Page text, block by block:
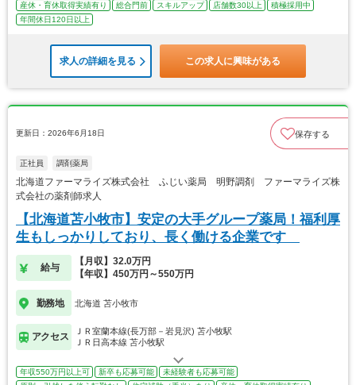
産休・育休取得実績有り
総合門前 スキルアップ 店舗数30以上
積極採用中
年間休日120日以上
求人の詳細を見る この求人に興味がある
更新日：2026年6月18日 保存する
正社員 調剤薬局
北海道ファーマライズ株式会社 ふじい薬局 明野調剤 ファーマライズ株
式会社の薬剤師求人
【北海道苫小牧市】安定の大手グループ薬局！福利厚
生もしっかりしており、長く働ける企業です
給与
【月収】32.0万円
【年収】450万円～550万円
勤務地 北海道 苫小牧市
アクセス
ＪＲ室蘭本線(長万部－岩見沢) 苫小牧駅
ＪＲ日高本線 苫小牧駅
年収550万円以上可 新卒も応募可能
未経験者も応募可能